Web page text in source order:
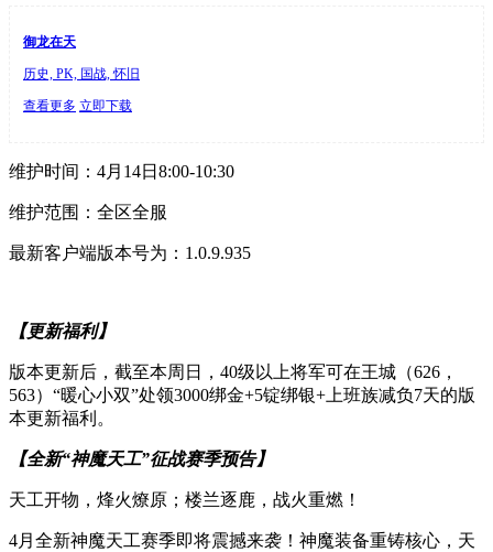
御龙在天
历史, PK, 国战, 怀旧
查看更多 立即下载
维护时间：4月14日8:00-10:30
维护范围：全区全服
最新客户端版本号为：1.0.9.935
【更新福利】
版本更新后，截至本周日，40级以上将军可在王城（626，
563）“暖心小双”处领3000绑金+5锭绑银+上班族减负7天的版
本更新福利。
【全新“神魔天工”征战赛季预告】
天工开物，烽火燎原；楼兰逐鹿，战火重燃！
4月全新神魔天工赛季即将震撼来袭！神魔装备重铸核心，天